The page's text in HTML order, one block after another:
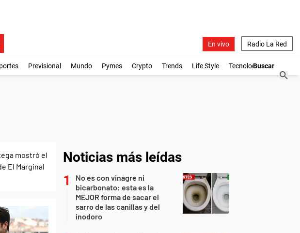
En vivo Radio La Red
Previsional Mundo Pymes Crypto Trends Life Style Tecnología
Noticias más leídas
No es con vinagre ni
bicarbonato: esta es la
MEJOR forma de sacar el
sarro de las canillas y del
inodoro